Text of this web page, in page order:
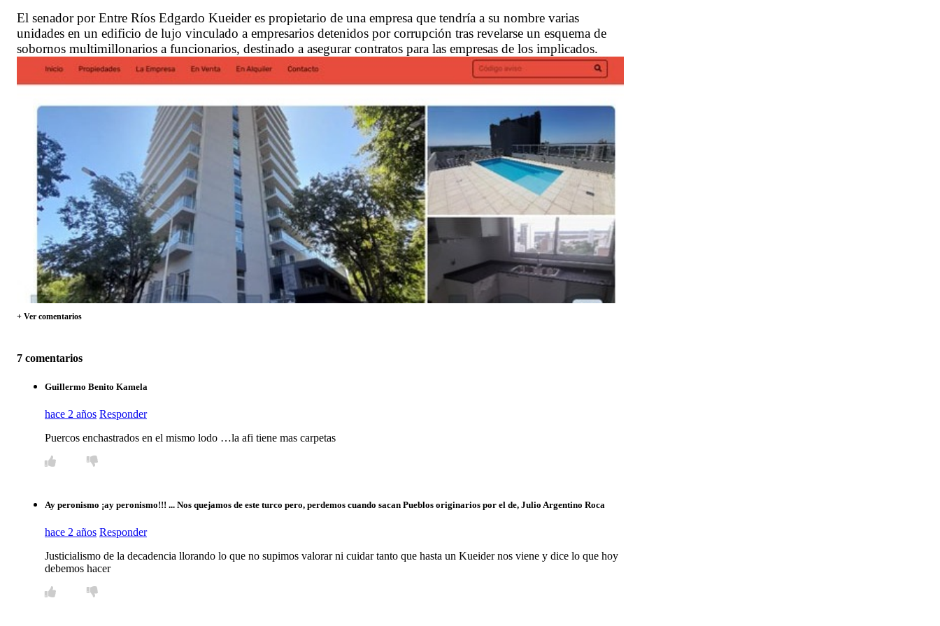
El senador por Entre Ríos Edgardo Kueider es propietario de una empresa que tendría a su nombre varias
unidades en un edificio de lujo vinculado a empresarios detenidos por corrupción tras revelarse un esquema de
sobornos multimillonarios a funcionarios, destinado a asegurar contratos para las empresas de los implicados.
+ Ver comentarios
7 comentarios
Guillermo Benito Kamela
hace 2 años Responder
Puercos enchastrados en el mismo lodo …la afi tiene mas carpetas
Ay peronismo ¡ay peronismo!!! ... Nos quejamos de este turco pero, perdemos cuando sacan Pueblos originarios por el de, Julio Argentino Roca
hace 2 años Responder
Justicialismo de la decadencia llorando lo que no supimos valorar ni cuidar tanto que hasta un Kueider nos viene y dice lo que hoy
debemos hacer